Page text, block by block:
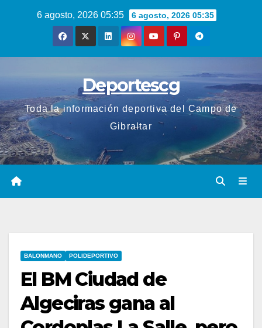
6 agosto, 2026 05:35 6 agosto, 2026 05:35
Deportescg
Toda la información deportiva del Campo de
Gibraltar
BALONMANO POLIDEPORTIVO
El BM Ciudad de
Algeciras gana al